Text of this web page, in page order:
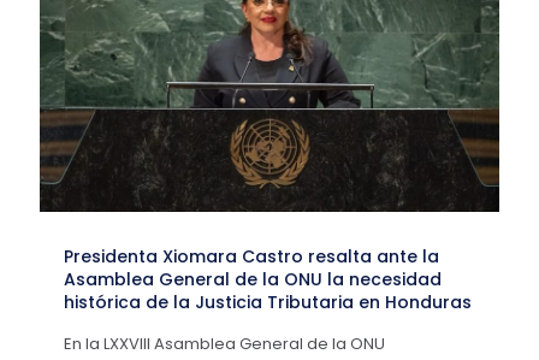
Presidenta Xiomara Castro resalta ante la
Asamblea General de la ONU la necesidad
histórica de la Justicia Tributaria en Honduras
En la LXXVIII Asamblea General de la ONU